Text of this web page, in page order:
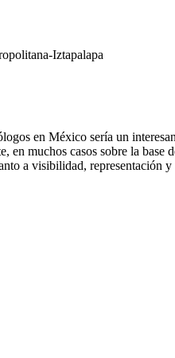
Iztapalapa
en México sería un
muchos casos sobre la
a visibilidad, representación y